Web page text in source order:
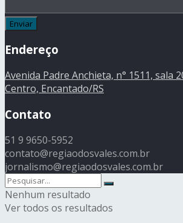
Endereço
Avenida Padre Anchieta, n° 1511, sala
Centro, Encantado/RS
Contato
51 9 9650-5952
contato@regiaodosvales.com.br
jornalismo@regiaodosvales.com.br
Nenhum resultado
Ver todos os resultados